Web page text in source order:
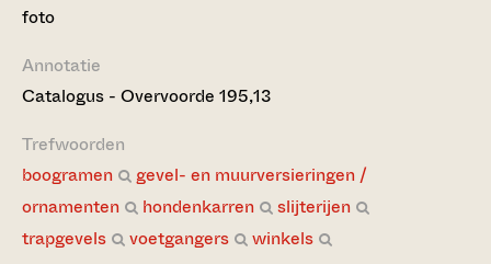
foto
Annotatie
Catalogus - Overvoorde 195,13
Trefwoorden
boogramen
gevel- en muurversieringen /
ornamenten
hondenkarren
slijterijen
trapgevels
voetgangers winkels